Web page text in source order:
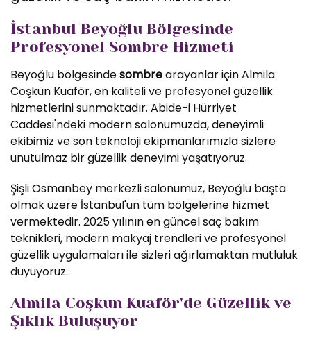
İstanbul Beyoğlu Bölgesinde
Profesyonel Sombre Hizmeti
Beyoğlu bölgesindesombrearayanlar için Almila
Coşkun Kuaför, en kaliteli ve profesyonel güzellik
hizmetlerini sunmaktadır. Abide-i Hürriyet
Caddesi'ndeki modern salonumuzda, deneyimli
ekibimiz ve son teknoloji ekipmanlarımızla sizlere
unutulmaz bir güzellik deneyimi yaşatıyoruz.
Şişli Osmanbey merkezli salonumuz, Beyoğlu başta
olmak üzere İstanbul'un tüm bölgelerine hizmet
vermektedir. 2025 yılının en güncel saç bakım
teknikleri, modern makyaj trendleri ve profesyonel
güzellik uygulamaları ile sizleri ağırlamaktan mutluluk
duyuyoruz.
Almila Coşkun Kuaför'de Güzellik ve
Şıklık Buluşuyor